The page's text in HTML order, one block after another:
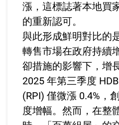
漲，這標誌著本地買
的重新認可。
與此形成鮮明對比的
轉售市場在政府持續
卻措施的影響下，增
2025 年第三季度
(RPI) 僅微漲 0.4%，
度增幅。然而，在整